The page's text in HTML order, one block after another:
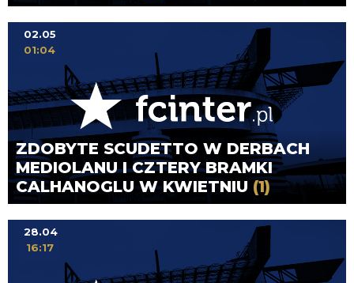
ZDOBYTE SCUDETTO W DERBACH
MEDIOLANU I CZTERY BRAMKI
CALHANOGLU W KWIETNIU (1)
02.05
01:04
28.04
16:17